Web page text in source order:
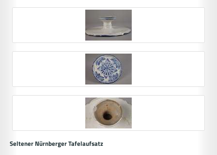
Seltener Nürnberger Tafelaufsatz